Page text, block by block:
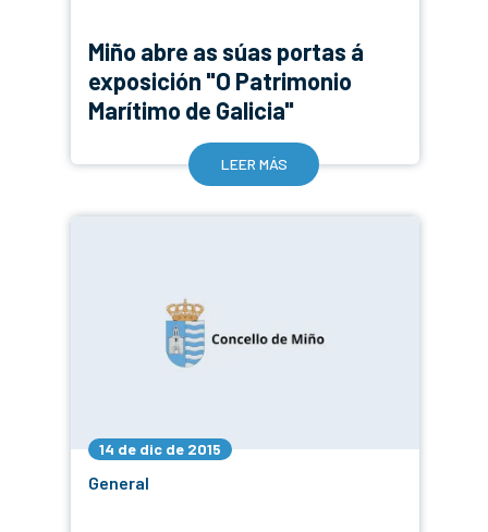
Miño abre as súas portas á
exposición "O Patrimonio
Marítimo de Galicia"
LEER MÁS
14 de dic de 2015
General